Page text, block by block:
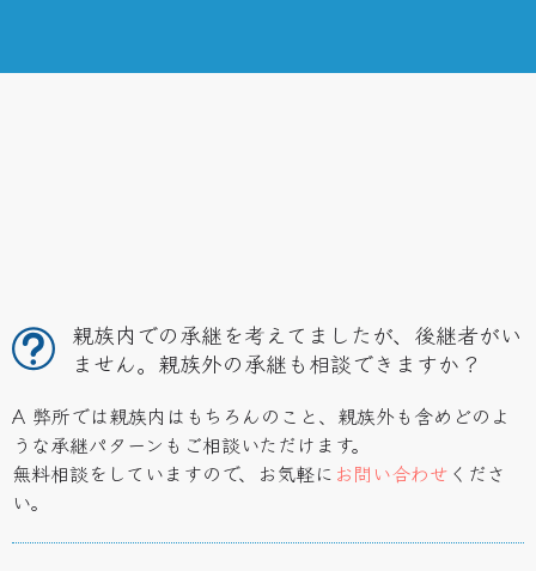
親族内での承継を考えてましたが、後継者がい
ません。親族外の承継も相談できますか？
A 弊所では親族内はもちろんのこと、親族外も含めどのよ
うな承継パターンもご相談いただけます。
無料相談をしていますので、お気軽に お問い合わせ くださ
い。